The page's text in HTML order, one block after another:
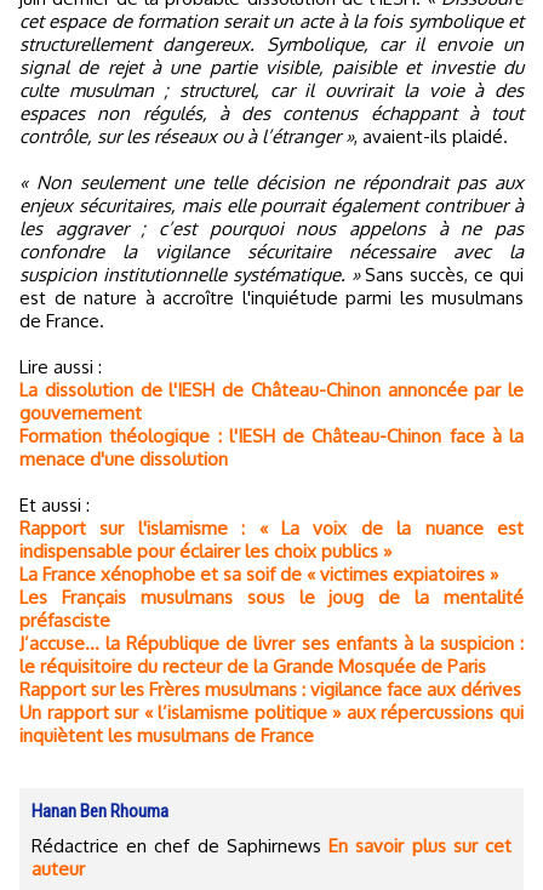
cet espace de formation serait un acte à la fois symbolique et
structurellement dangereux. Symbolique, car il envoie un
signal de rejet à une partie visible, paisible et investie du
culte musulman ; structurel, car il ouvrirait la voie à des
espaces non régulés, à des contenus échappant à tout
contrôle, sur les réseaux ou à l’étranger », avaient-ils plaidé.
« Non seulement une telle décision ne répondrait pas aux
enjeux sécuritaires, mais elle pourrait également contribuer à
les aggraver ; c’est pourquoi nous appelons à ne pas
confondre la vigilance sécuritaire nécessaire avec la
suspicion institutionnelle systématique. »Sans succès, ce qui
est de nature à accroître l'inquiétude parmi les musulmans
de France.
Lire aussi :
La dissolution de l'IESH de Château-Chinon annoncée par le
gouvernement
Formation théologique : l'IESH de Château-Chinon face à la
menace d'une dissolution
Et aussi :
Rapport sur l'islamisme : « La voix de la nuance est
indispensable pour éclairer les choix publics »
La France xénophobe et sa soif de « victimes expiatoires »
Les Français musulmans sous le joug de la mentalité
préfasciste
J’accuse… la République de livrer ses enfants à la suspicion :
le réquisitoire du recteur de la Grande Mosquée de Paris
Rapport sur les Frères musulmans : vigilance face aux dérives
Un rapport sur « l’islamisme politique » aux répercussions qui
inquiètent les musulmans de France
Hanan Ben Rhouma
Rédactrice en chef de SaphirnewsEn savoir plus sur cet
auteur